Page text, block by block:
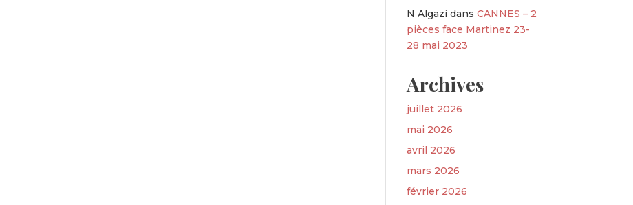
N Algazi dansCANNES – 2
pièces face Martinez 23-
28 mai 2023
Archives
juillet 2026
mai 2026
avril 2026
mars 2026
février 2026